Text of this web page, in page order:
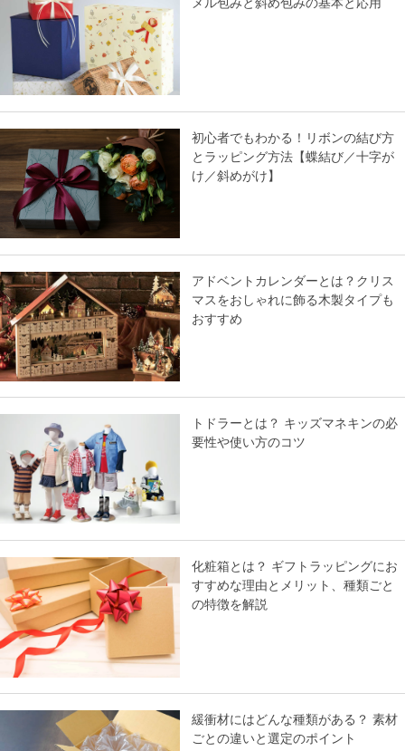
メル包みと斜め包みの基本と応用
初心者でもわかる！リボンの結び方
とラッピング方法【蝶結び／十字が
け／斜めがけ】
アドベントカレンダーとは？クリス
マスをおしゃれに飾る木製タイプも
おすすめ
トドラーとは？ キッズマネキンの必
要性や使い方のコツ
化粧箱とは？ ギフトラッピングにお
すすめな理由とメリット、種類ごと
の特徴を解説
緩衝材にはどんな種類がある？ 素材
ごとの違いと選定のポイント